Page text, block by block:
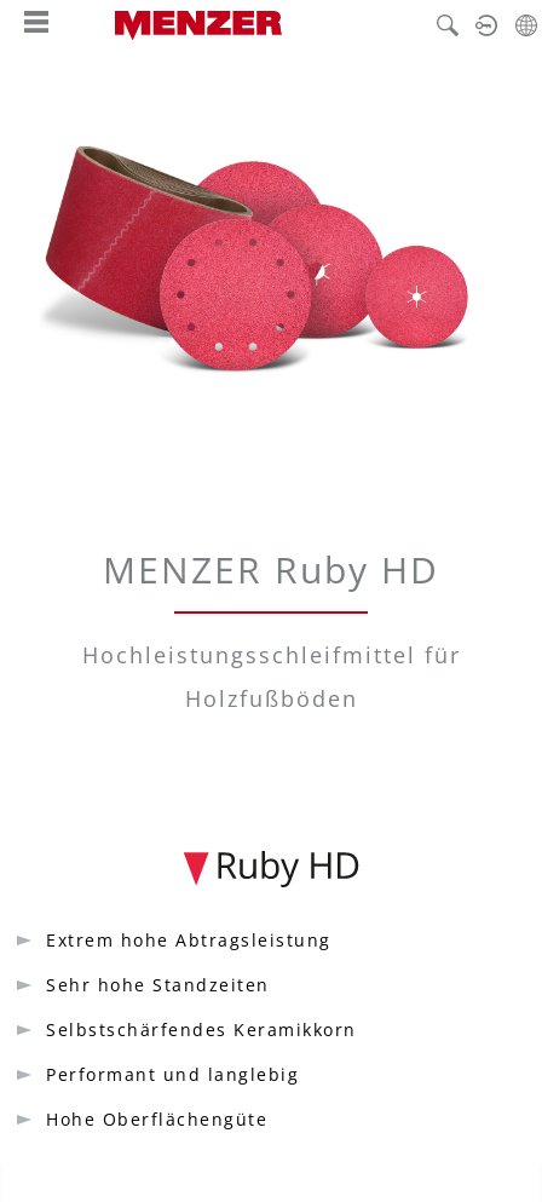
springen
MENZER Ruby HD
Hochleistungsschleifmittel für
Holzfußböden
Extrem hohe Abtragsleistung
Sehr hohe Standzeiten
Selbstschärfendes Keramikkorn
Performant und langlebig
Hohe Oberflächengüte